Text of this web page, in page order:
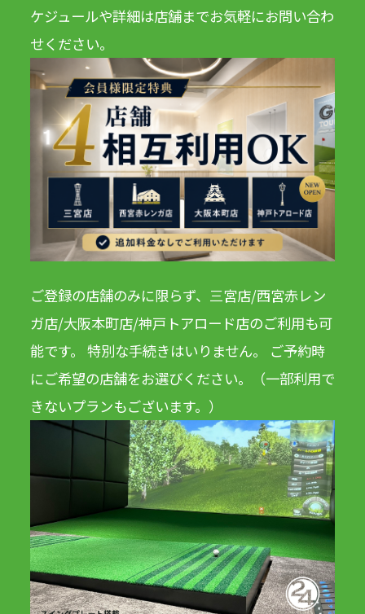
ケジュールや詳細は店舗までお気軽にお問い合わ
せください。
ご登録の店舗のみに限らず、三宮店/西宮赤レン
ガ店/大阪本町店/神戸トアロード店のご利用も可
能です。 特別な手続きはいりません。 ご予約時
にご希望の店舗をお選びください。（一部利用で
きないプランもございます。）